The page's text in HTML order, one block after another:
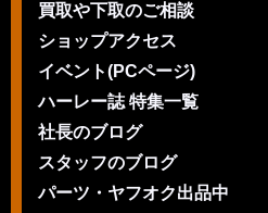
買取や下取のご相談
ショップアクセス
イベント(PCページ)
ハーレー誌 特集一覧
社長のブログ
スタッフのブログ
パーツ・ヤフオク出品中